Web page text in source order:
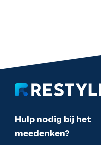
Hulp nodig bij het
meedenken?